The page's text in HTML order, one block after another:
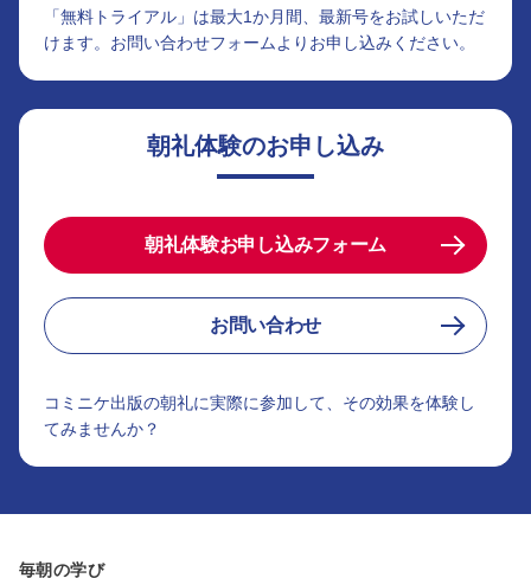
「無料トライアル」は最大1か月間、最新号をお試しいただ
けます。お問い合わせフォームよりお申し込みください。
朝礼体験のお申し込み
朝礼体験お申し込みフォーム
お問い合わせ
コミニケ出版の朝礼に実際に参加して、その効果を体験し
てみませんか？
毎朝の学び